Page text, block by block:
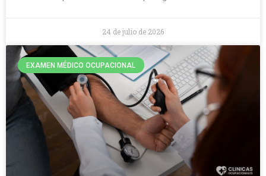
24 de julio de 2026
EXAMEN MÉDICO OCUPACIONAL